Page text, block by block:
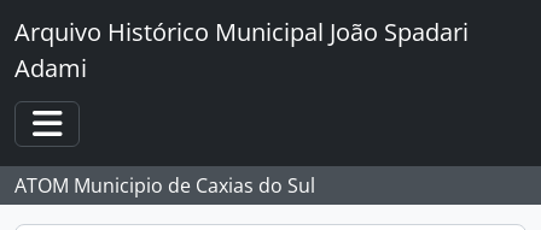
Skip to main content
Arquivo Histórico Municipal João Spadari
Adami
Toggle navigation
ATOM Municipio de Caxias do Sul